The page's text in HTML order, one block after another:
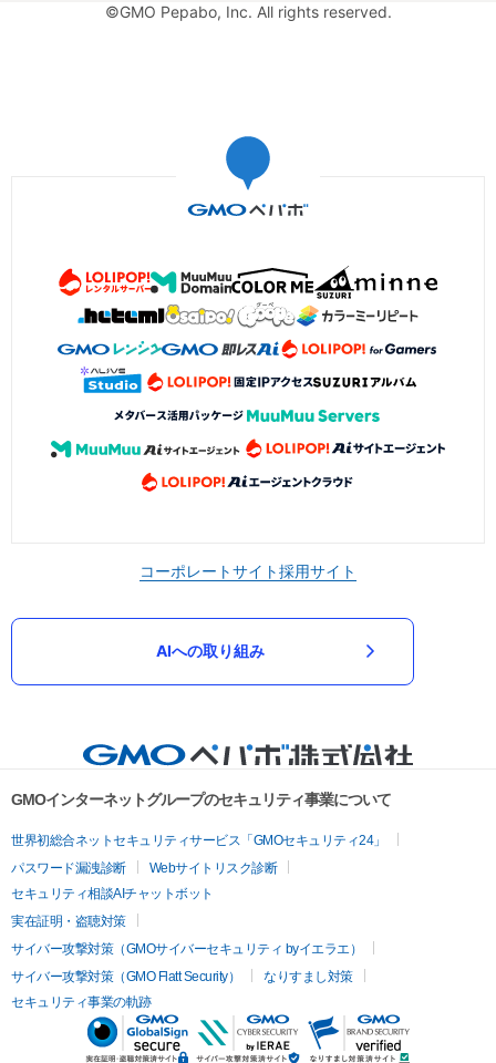
©GMO Pepabo, Inc. All rights reserved.
コーポレートサイト採用サイト
AIへの取り組み
GMOインターネットグループのセキュリティ事業について
世界初総合ネットセキュリティサービス「GMOセキュリティ24」
パスワード漏洩診断
Webサイトリスク診断
セキュリティ相談AIチャットボット
実在証明・盗聴対策
サイバー攻撃対策（GMOサイバーセキュリティ byイエラエ）
サイバー攻撃対策（GMO Flatt Security）
なりすまし対策
セキュリティ事業の軌跡